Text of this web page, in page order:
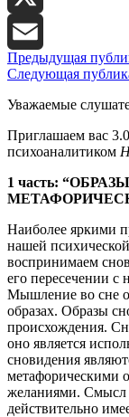
X
Email
Предыдущая
Следующая
Уважаемые
Приглашаем вас
психоаналитиком
1 часть:
Наиболее яркими
нашей
воспринимаем
его пересечении
Мышление во сне
образах. Образы
происхождения.
оно является
сновидения
метафорическими
желаниями. Смысл
действительно